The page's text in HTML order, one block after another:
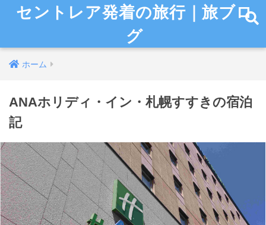
セントレア発着の旅行｜旅ブロ
グ
ホーム
ANAホリディ・イン・札幌すすきの宿泊
記